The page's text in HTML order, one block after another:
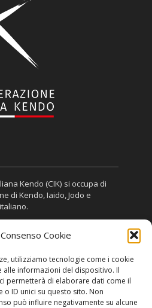
Cookie
utilizziamo tecnologie come i cookie
informazioni del dispositivo. Il
permetterà di elaborare dati come il
ID unici su questo sito. Non
può influire negativamente su alcune
Kendo (CIK) si occupa di
di Kendo, Iaido, Jodo e